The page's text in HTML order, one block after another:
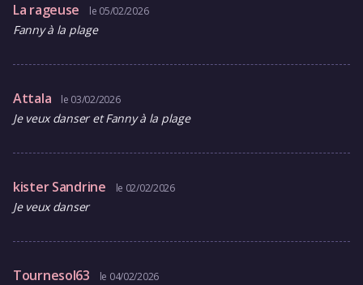
La rageuse le 05/02/2026
Fanny à la plage
Attala le 03/02/2026
Je veux danser et Fanny à la plage
kister Sandrine le 02/02/2026
Je veux danser
Tournesol63 le 04/02/2026